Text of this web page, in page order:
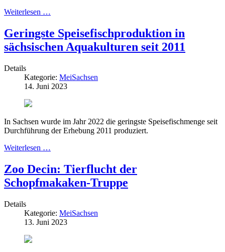
Weiterlesen …
Geringste Speisefischproduktion in
sächsischen Aquakulturen seit 2011
Details
Kategorie: MeiSachsen
14. Juni 2023
In Sachsen wurde im Jahr 2022 die geringste Speisefischmenge seit
Durchführung der Erhebung 2011 produziert.
Weiterlesen …
Zoo Decin: Tierflucht der
Schopfmakaken-Truppe
Details
Kategorie: MeiSachsen
13. Juni 2023